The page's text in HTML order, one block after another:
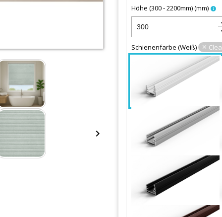

Höhe (300 - 2200mm)(mm) info
Schienenfarbe (Weiß)